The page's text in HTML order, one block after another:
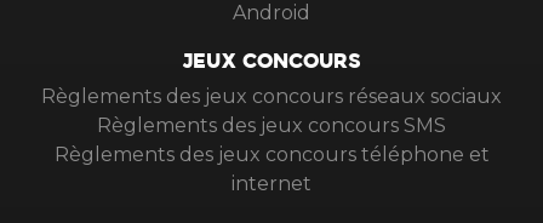
Android
JEUX CONCOURS
Règlements des jeux concours réseaux sociaux
Règlements des jeux concours SMS
Règlements des jeux concours téléphone et
internet